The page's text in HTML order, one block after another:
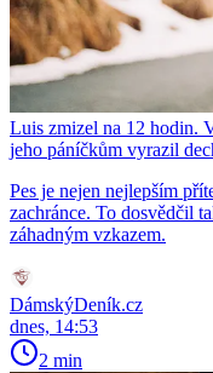
Luis zmizel na 12 hodin.
jeho páníčkům vyrazil
Pes je nejen nejlepším
zachránce. To dosvědčil
záhadným vzkazem.
DámskýDeník.cz
dnes, 14:53
2 min